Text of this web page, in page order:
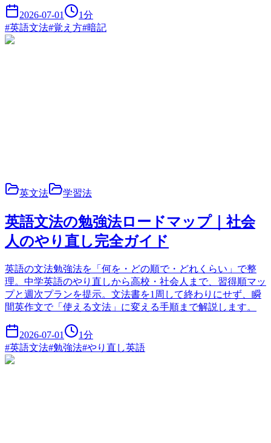
2026-07-01 1分
#英語文法#覚え方#暗記
英文法 学習法
英語文法の勉強法ロードマップ｜社会
人のやり直し完全ガイド
英語の文法勉強法を「何を・どの順で・どれくらい」で整
理。中学英語のやり直しから高校・社会人まで、習得順マッ
プと週次プランを提示。文法書を1周して終わりにせず、瞬
間英作文で「使える文法」に変える手順まで解説します。
2026-07-01 1分
#英語文法#勉強法#やり直し英語